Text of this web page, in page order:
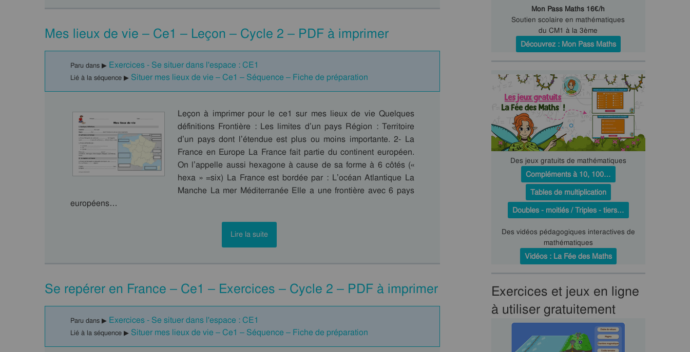
Mes lieux de vie – Ce1 – Leçon – Cycle 2 – PDF à imprimer
Paru dans ▶ Exercices - Se situer dans l'espace : CE1
Lié à la séquence ▶ Situer mes lieux de vie – Ce1 – Séquence – Fiche de préparation
Leçon à imprimer pour le ce1 sur mes lieux de vie Quelques
définitions Frontière : Les limites d’un pays Région : Territoire
d’un pays dont l’étendue est plus ou moins importante. 2- La
France en Europe La France fait partie du continent européen.
On l’appelle aussi hexagone à cause de sa forme à 6 côtés («
hexa » =six) La France est bordée par : L’océan Atlantique La
Manche La mer Méditerranée Elle a une frontière avec 6 pays
européens…
Lire la suite
Se repérer en France – Ce1 – Exercices – Cycle 2 – PDF à imprimer
Paru dans ▶ Exercices - Se situer dans l'espace : CE1
Lié à la séquence ▶ Situer mes lieux de vie – Ce1 – Séquence – Fiche de préparation
Mon Pass Maths 16€/h
Soutien scolaire en mathématiques
du CM1 à la 3ème
Découvrez : Mon Pass Maths
Des jeux gratuits de mathématiques
Compléments à 10, 100…
Tables de multiplication
Doubles - moitiés / Triples - tiers…
Des vidéos pédagogiques interactives de
mathématiques
Vidéos : La Fée des Maths
Exercices et jeux en ligne
à utiliser gratuitement